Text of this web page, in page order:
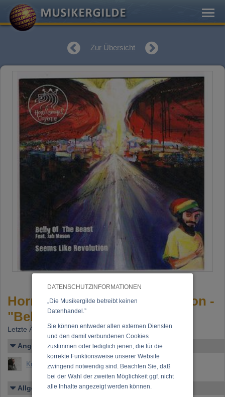
DATENSCHUTZINFORMATIONEN
„Die Musikergilde betreibt keinen
Datenhandel.”
Sie können entweder allen externen Diensten
und den damit verbundenen Cookies
zustimmen oder lediglich jenen, die für die
korrekte Funktionsweise unserer Website
zwingend notwendig sind. Beachten Sie, daß
bei der Wahl der zweiten Möglichkeit ggf. nicht
alle Inhalte angezeigt werden können.
Zur Übersicht
Hornsman Coyote &. Jah Mason -
"Belly of the Beast" 7"
Letzte Änderung: 17.12.2015
Angelegt von
Knoll, Johannes Maria
Allgemeines